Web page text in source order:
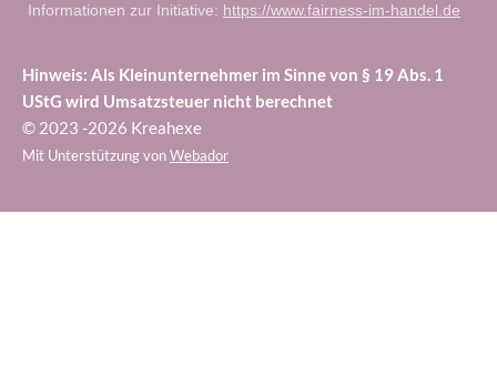
Informationen zur Initiative: https://www.fairness-im-handel.de
Hinweis: Als Kleinunternehmer im Sinne von § 19 Abs. 1
UStG wird Umsatzsteuer nicht berechnet
© 2023 -2026 Kreahexe
Mit Unterstützung von Webador